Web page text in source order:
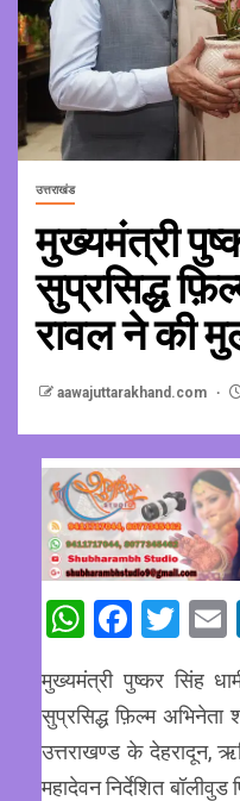
उत्तराखंड
मुख्यमंत्री
सुप्रसिद्ध
रावल ने की
aawajuttarakhand.com
मुख्यमंत्री पुष्कर सिंह
सुप्रसिद्ध फ़िल्म
उत्तराखण्ड के देहरादून,
महादेवन निर्देशित